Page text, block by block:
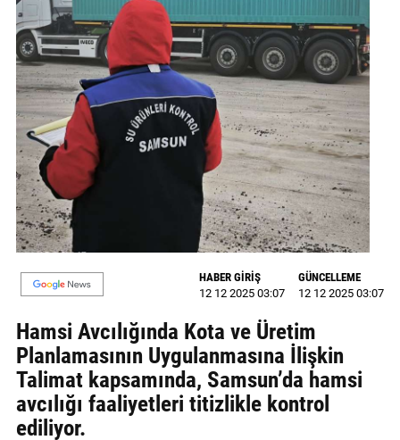
VİDEO
YAZARLAR
BİZE
ULAŞIN
Künye
İletişim
Gizlilik
Sözleşmesi
Kullanıcı
HABER GİRİŞ
12 12 2025 03:07
GÜNCELLEME
12 12 2025 03:07
Hamsi Avcılığında Kota ve Üretim
Planlamasının Uygulanmasına İlişkin
Talimat kapsamında, Samsun’da hamsi
avcılığı faaliyetleri titizlikle kontrol
ediliyor.